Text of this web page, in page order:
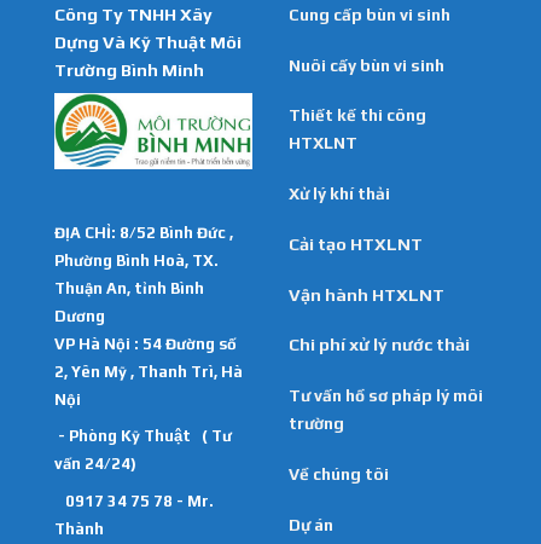
Công Ty TNHH Xây
Dựng Và Kỹ Thuật Môi
Trường Bình Minh
ĐỊA CHỈ: 8/52 Bình Đức ,
Phường Bình Hoà, TX.
Thuận An, tỉnh Bình
Dương
VP Hà Nội : 54 Đường số
2, Yên Mỹ , Thanh Trì, Hà
Nội
- Phòng Kỹ Thuật ( Tư
vấn 24/24)
0917 34 75 78 - Mr.
Thành
Cung cấp bùn vi sinh
Nuôi cấy bùn vi sinh
Thiết kế thi công
HTXLNT
Xử lý khí thải
Cải tạo HTXLNT
Vận hành HTXLNT
Chi phí xử lý nước thải
Tư vấn hồ sơ pháp lý môi
trường
Về chúng tôi
Dự án